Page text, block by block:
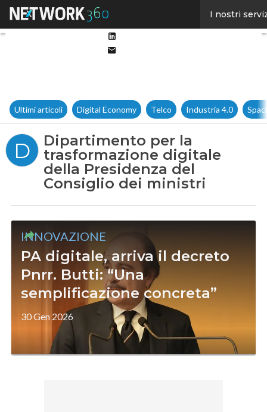
I nostri
Ultimi articoli Digital Economy Telco Industria 4.0
D
Dipartimento per la
trasformazione digitale
della Presidenza del
Consiglio dei ministri
INNOVAZIONE
PA digitale, arriva il decreto
Pnrr. Butti: “Una
semplificazione concreta”
30 Gen 2026